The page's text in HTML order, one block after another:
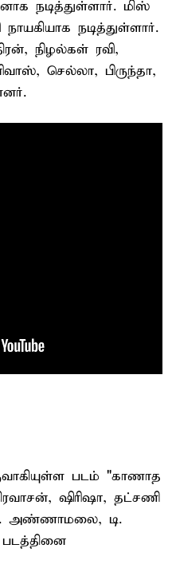
நடித்துள்ளார். மிஸ்
நடித்துள்ளார்.
நிழல்கள் ரவி,
செல்லா, பிருந்தா,
படம் "காணாத
ஷிரிஷா, தட்சணி
அண்ணாமலை, டி.